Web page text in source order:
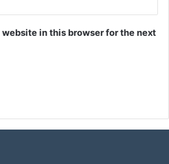
in this browser for the next